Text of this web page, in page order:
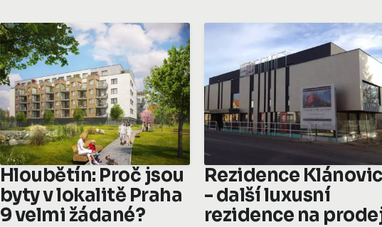
Hloubětín: Proč jsou
byty v lokalitě Praha
9 velmi žádané?
Rezidence
- další luxusní
rezidence na